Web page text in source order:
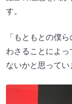
す。
「もともとの僕
わさることによ
ないかと思ってい